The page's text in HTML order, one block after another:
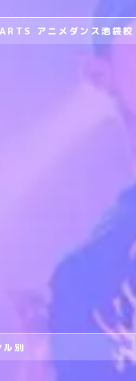
アニメダンス池袋校
ル別